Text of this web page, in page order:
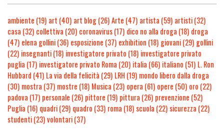
ambiente (19) art (40) art blog(26)Arte (47) artista (59) artisti(32)
casa (32) collettiva (20) coronavirus(17) dico no alla droga (18) droga
(47) elena gollini(36) esposizione (37) exhibition (18) giovani(29) gollini
(22) insegnanti(18) investigatore privato (18) investigatore privato
puglia (17) investigatore privato Roma (20) italia (66) italiano (51) L. Ron
Hubbard (41) La via della felicità (29) LRH (19) mondo libero dalla droga
(30) mostra (37) mostre (18) Musica (23) opera (61) opere (50) oro (22)
padova (17) personale (26) pittore (19) pittura (26) prevenzione (52)
Puglia (16) quadri(29) quadro (33) roma (18) scuola (22) sicurezza (22)
studenti(23)volontari(37)